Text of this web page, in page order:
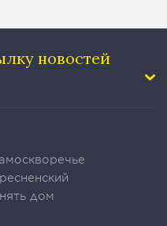
новостей
дом